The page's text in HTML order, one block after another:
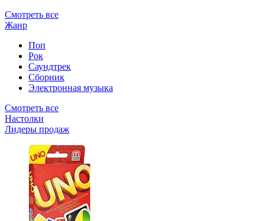
Смотреть все
Жанр
Поп
Рок
Саундтрек
Сборник
Электронная музыка
Смотреть все
Настолки
Лидеры продаж